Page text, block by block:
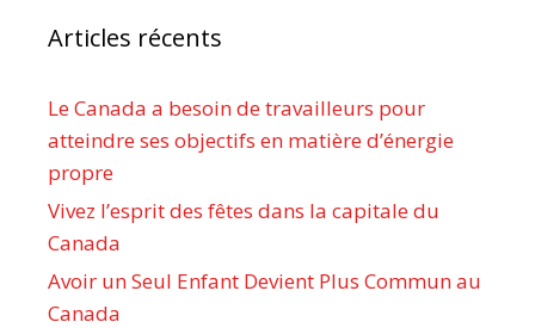
Articles récents
Le Canada a besoin de travailleurs pour
atteindre ses objectifs en matière d’énergie
propre
Vivez l’esprit des fêtes dans la capitale du
Canada
Avoir un Seul Enfant Devient Plus Commun au
Canada